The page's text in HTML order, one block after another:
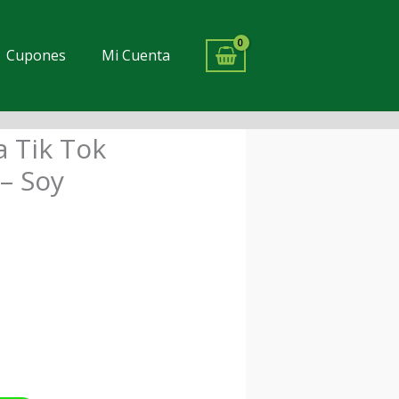
Cupones Mi Cuenta
Tik Tok
Soy